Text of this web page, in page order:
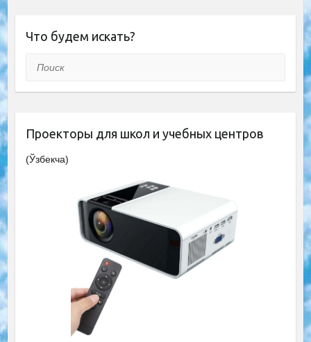
Что будем искать?
Поиск
Проекторы для школ и учебных центров
(Ўзбекча)